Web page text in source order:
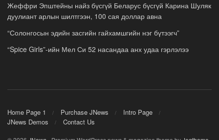
Жеффри Эпштейны найз бүсгүй Беларус бүсгүй Карина Шуляк
дуулиант арлын шилтгээн, 100 сая доллар авна
“Солонгосын эдийн засгийн гайхамшгийн нэг бүтээгч”
“Spice Girls”-ийн Мел Си 52 насандаа анх удаа гэрлэлээ
Home Page 1 Purchase JNews
Intro Page
JNews Demos
Contact Us